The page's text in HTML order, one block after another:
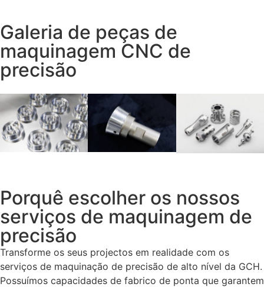
Galeria de peças de
maquinagem CNC de
precisão
Porquê escolher os nossos
serviços de maquinagem de
precisão
Transforme os seus projectos em realidade com os
serviços de maquinação de precisão de alto nível da GCH.
Possuímos capacidades de fabrico de ponta que garantem